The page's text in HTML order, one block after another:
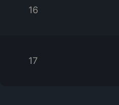
16
17